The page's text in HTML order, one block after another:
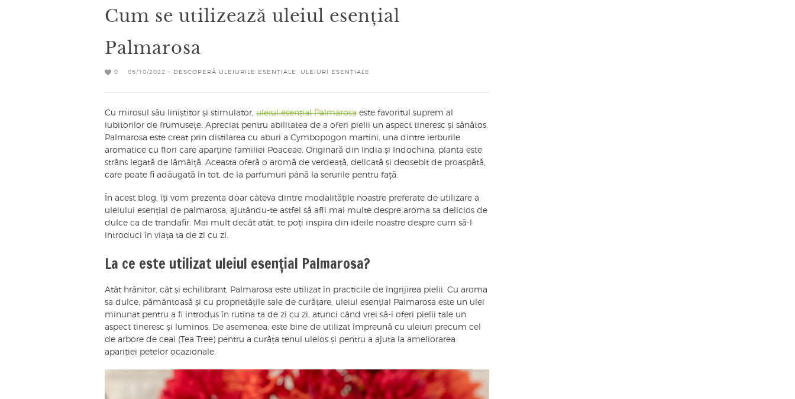
Cum se utilizează uleiul esențial
Palmarosa
0 05/10/2022 - DESCOPERĂ ULEIURILE ESENȚIALE ULEIURI ESENȚIALE
Cu mirosul său liniștitor și stimulator, uleiul esențial Palmarosa este favoritul suprem al
iubitorilor de frumusețe. Apreciat pentru abilitatea de a oferi pielii un aspect tineresc și sănătos,
Palmarosa este creat prin distilarea cu aburi a Cymbopogon martini, una dintre ierburile
aromatice cu flori care aparține familiei Poaceae. Originară din India și Indochina, planta este
strâns legată de lămâiță. Aceasta oferă o aromă de verdeață, delicată și deosebit de proaspătă,
care poate fi adăugată în tot, de la parfumuri până la serurile pentru față.
În acest blog, îți vom prezenta doar câteva dintre modalitățile noastre preferate de utilizare a
uleiului esențial de palmarosa, ajutându-te astfel să afli mai multe despre aroma sa delicios de
dulce ca de trandafir. Mai mult decât atât, te poți inspira din ideile noastre despre cum să-l
introduci în viața ta de zi cu zi.
La ce este utilizat uleiul esențial Palmarosa?
Atât hrănitor, cât și echilibrant, Palmarosa este utilizat în practicile de îngrijirea pielii. Cu aroma
sa dulce, pământoasă și cu proprietățile sale de curățare, uleiul esențial Palmarosa este un ulei
minunat pentru a fi introdus în rutina ta de zi cu zi, atunci când vrei să-i oferi pielii tale un
aspect tineresc și luminos. De asemenea, este bine de utilizat împreună cu uleiuri precum cel
de arbore de ceai (Tea Tree) pentru a curăța tenul uleios și pentru a ajuta la ameliorarea
apariției petelor ocazionale.